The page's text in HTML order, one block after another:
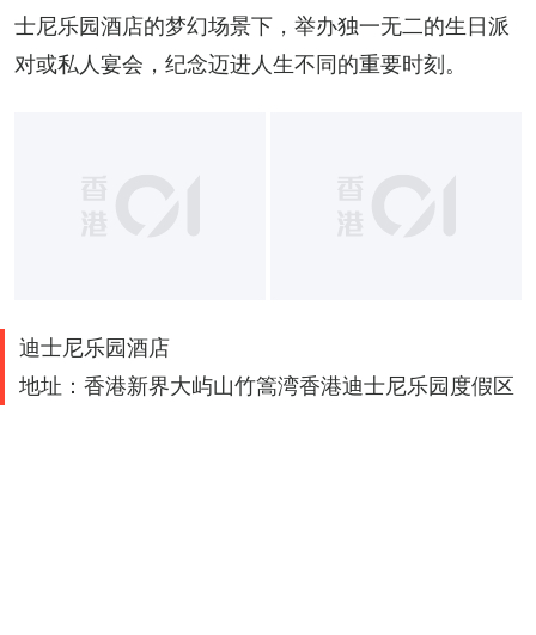
士尼乐园酒店的梦幻场景下，举办独一无二的生日派
对或私人宴会，纪念迈进人生不同的重要时刻。
迪士尼乐园酒店
地址：香港新界大屿山竹篙湾香港迪士尼乐园度假区